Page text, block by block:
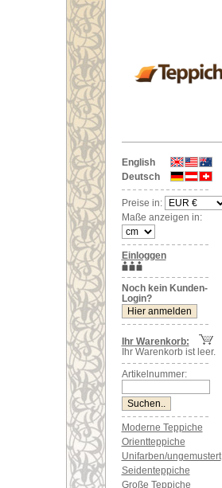
English
Deutsch
Preise in:
Maße anzeigen in:
Einloggen
Noch kein Kunden-
Login?
Ihr Warenkorb:
Ihr Warenkorb ist leer.
Artikelnummer:
Moderne Teppiche
Orientteppiche
Unifarben/ungemustert
Seidenteppiche
Große Teppiche